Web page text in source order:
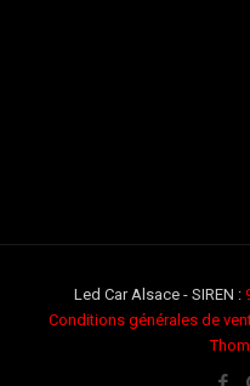
Led Car Alsace - SIREN :
Conditions générales de